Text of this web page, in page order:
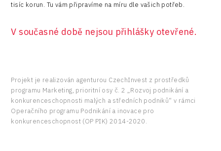
tisíc korun. Tu vám připravíme na míru dle vašich potřeb.
V současné době nejsou přihlášky otevřené.
Projekt je realizován agenturou CzechInvest z prostředků
programu Marketing, prioritní osy č. 2 „Rozvoj podnikání a
konkurenceschopnosti malých a středních podniků“ v rámci
Operačního programu Podnikání a inovace pro
konkurenceschopnost (OP PIK) 2014-2020.